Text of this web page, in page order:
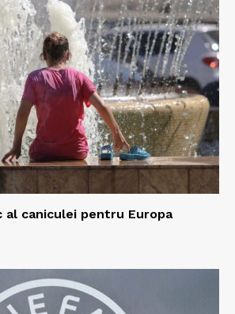
al caniculei pentru Europa